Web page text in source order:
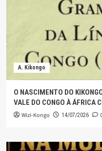
A. Kikongo
O NASCIMENTO DO
VALE DO CONGO À ÁFRICA
Wizi-Kongo 14/07/2026